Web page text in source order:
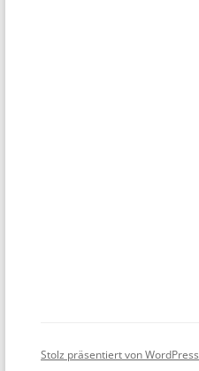
Stolz präsentiert von WordPress